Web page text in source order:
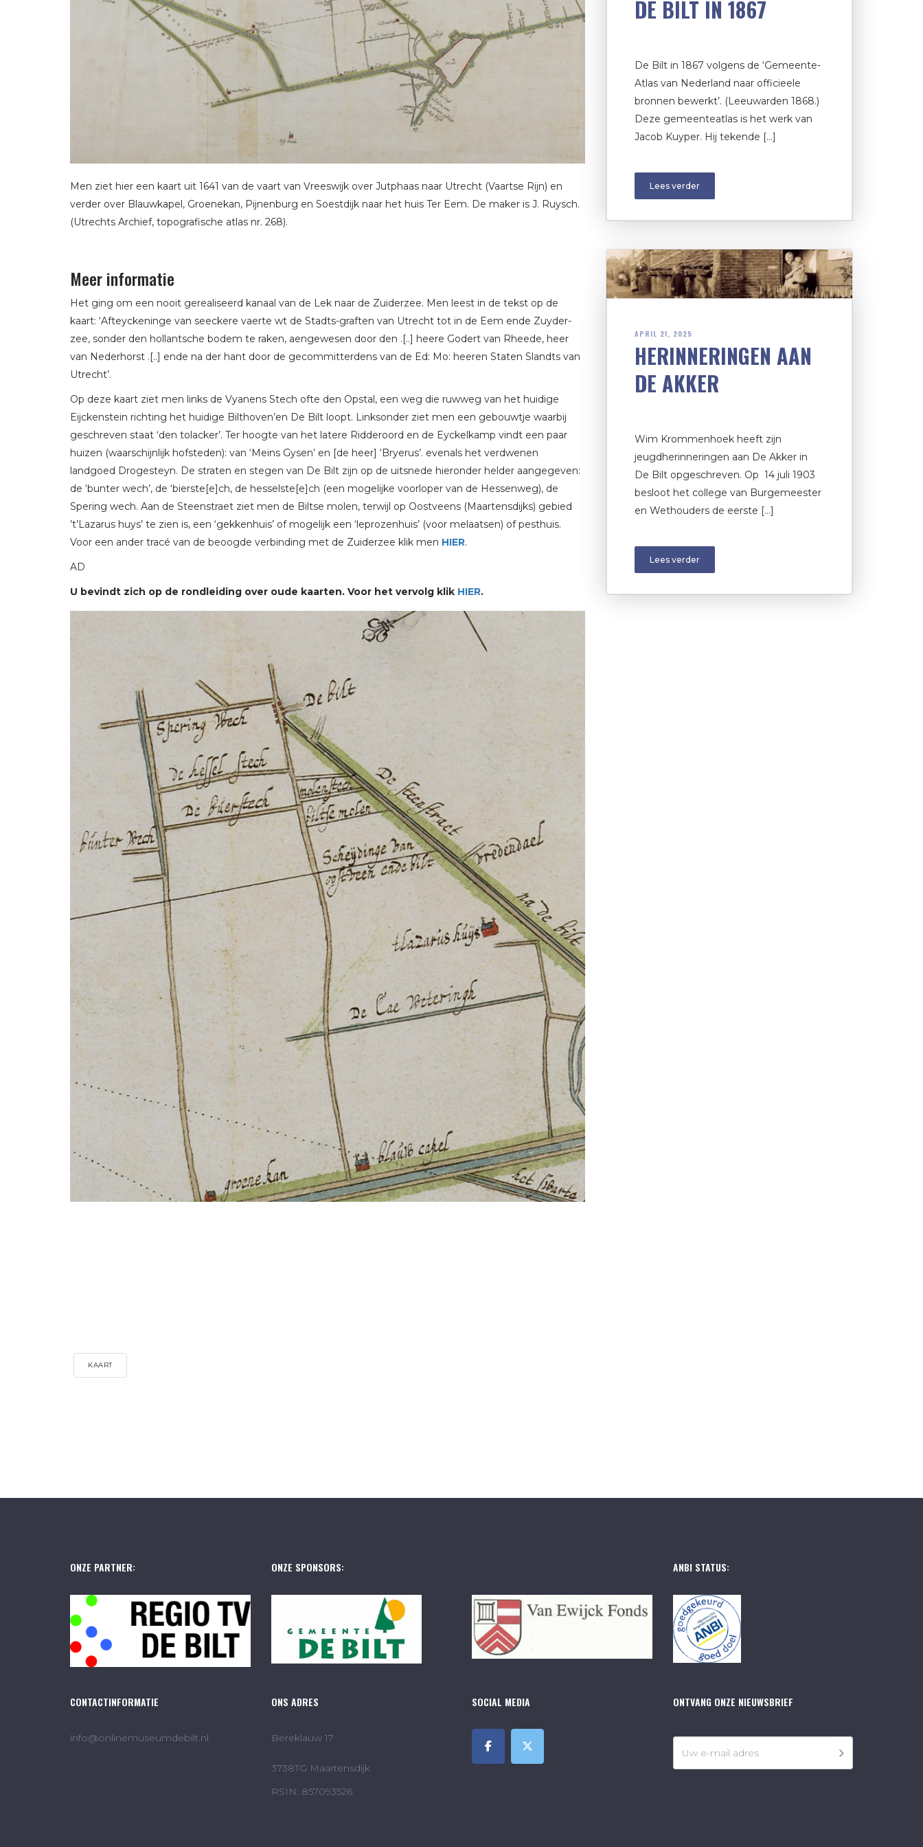
Men ziet hier een kaart uit 1641 van de vaart van Vreeswijk over Jutphaas naar Utrecht (Vaartse Rijn) en
verder over Blauwkapel, Groenekan, Pijnenburg en Soestdijk naar het huis Ter Eem. De maker is J. Ruysch.
(Utrechts Archief, topografische atlas nr. 268).
Meer informatie
Het ging om een nooit gerealiseerd kanaal van de Lek naar de Zuiderzee. Men leest in de tekst op de
kaart: ‘Afteyckeninge van seeckere vaerte wt de Stadts-graften van Utrecht tot in de Eem ende Zuyder-
zee, sonder den hollantsche bodem te raken, aengewesen door den .[..] heere Godert van Rheede, heer
van Nederhorst .[..] ende na der hant door de gecommitterdens van de Ed: Mo: heeren Staten Slandts van
Utrecht’.
Op deze kaart ziet men links de Vyanens Stech ofte den Opstal, een weg die ruwweg van het huidige
Eijckenstein richting het huidige Bilthoven’en De Bilt loopt. Linksonder ziet men een gebouwtje waarbij
geschreven staat ‘den tolacker’. Ter hoogte van het latere Ridderoord en de Eyckelkamp vindt een paar
huizen (waarschijnlijk hofsteden): van ‘Meins Gysen’ en [de heer] ‘Bryerus’. evenals het verdwenen
landgoed Drogesteyn. De straten en stegen van De Bilt zijn op de uitsnede hieronder helder aangegeven:
de ‘bunter wech’, de ‘bierste[e]ch, de hesselste[e]ch (een mogelijke voorloper van de Hessenweg), de
Spering wech. Aan de Steenstraet ziet men de Biltse molen, terwijl op Oostveens (Maartensdijks) gebied
’t’Lazarus huys’ te zien is, een ‘gekkenhuis’ of mogelijk een ‘leprozenhuis’ (voor melaatsen) of pesthuis.
Voor een ander tracé van de beoogde verbinding met de Zuiderzee klik men HIER.
AD
U bevindt zich op de rondleiding over oude kaarten. Voor het vervolg klik HIER.
KAART
DE BILT IN 1867
De Bilt in 1867 volgens de ‘Gemeente-
Atlas van Nederland naar officieele
bronnen bewerkt’. (Leeuwarden 1868.)
Deze gemeenteatlas is het werk van
Jacob Kuyper. Hij tekende […]
Lees verder
APRIL 21, 2025
HERINNERINGEN AAN
DE AKKER
Wim Krommenhoek heeft zijn
jeugdherinneringen aan De Akker in
De Bilt opgeschreven. Op 14 juli 1903
besloot het college van Burgemeester
en Wethouders de eerste […]
Lees verder
ONZE PARTNER: ONZE SPONSORS: ANBI STATUS:
CONTACTINFORMATIE
info@onlinemuseumdebilt.nl
ONS ADRES
Bereklauw 17
3738TG Maartensdijk
RSIN: 857093526
SOCIAL MEDIA ONTVANG ONZE NIEUWSBRIEF